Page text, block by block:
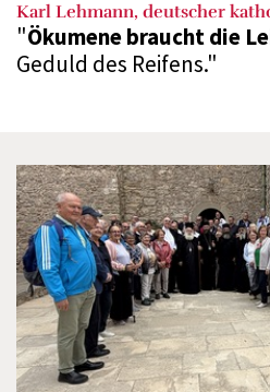
Karl Lehmann, deutscher
"Ökumene braucht die
Geduld des Reifens."